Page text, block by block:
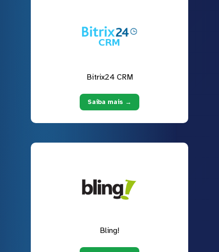
Bitrix24 CRM
Saiba mais →
Bling!